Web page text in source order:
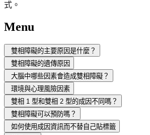
式。
Menu
雙相障礙的主要原因是什麼？
雙相障礙的遺傳原因
大腦中哪些因素會造成雙相障礙？
環境與心理風險因素
雙相 1 型和雙相 2 型的成因不同嗎？
雙相障礙可以預防嗎？
如何使用成因資訊而不替自己貼標籤